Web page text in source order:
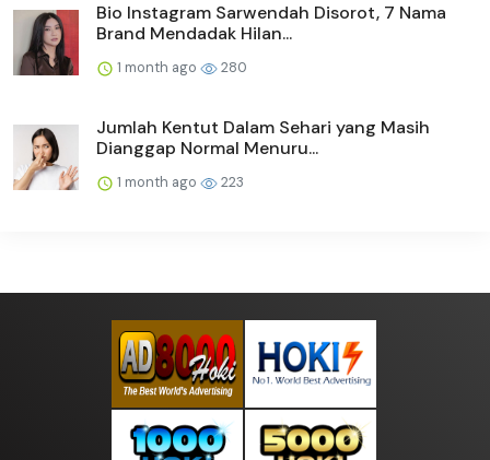
Bio Instagram Sarwendah Disorot, 7 Nama
Brand Mendadak Hilan...
1 month ago 280
Jumlah Kentut Dalam Sehari yang Masih
Dianggap Normal Menuru...
1 month ago 223